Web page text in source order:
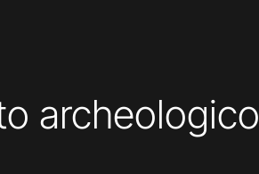
archeologico